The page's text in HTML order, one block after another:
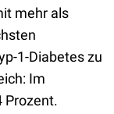
mehr als
1-Diabetes zu
Im
Prozent.